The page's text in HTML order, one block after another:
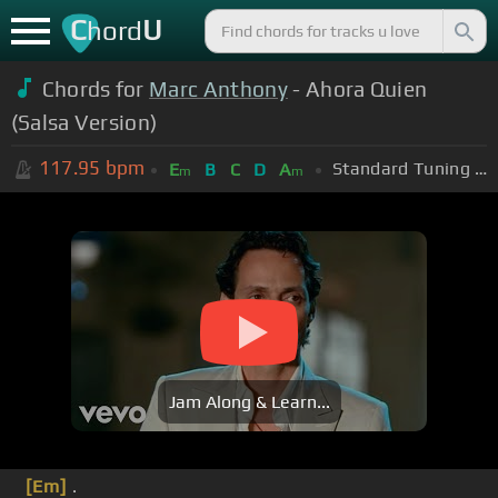
ChordU
Chords for Marc Anthony- Ahora Quien
(Salsa Version)
117.95 bpm Em B C D Am Standard Tuning (EADGBE)
Jam Along & Learn...
[Em] .